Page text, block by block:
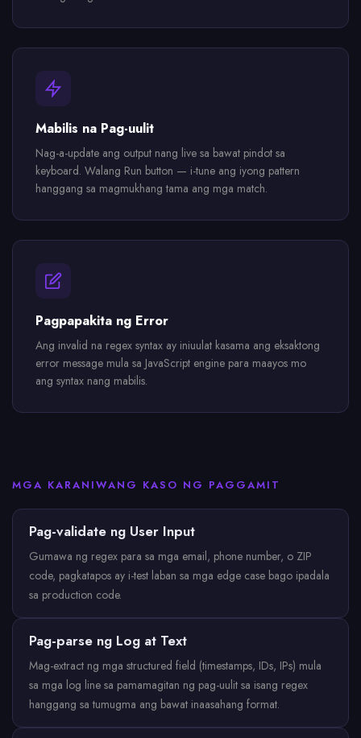
Mabilis na Pag-uulit
Nag-a-update ang output nang live sa bawat pindot sa
keyboard. Walang Run button — i-tune ang iyong pattern
hanggang sa magmukhang tama ang mga match.
Pagpapakita ng Error
Ang invalid na regex syntax ay iniuulat kasama ang eksaktong
error message mula sa JavaScript engine para maayos mo
ang syntax nang mabilis.
MGA KARANIWANG KASO NG PAGGAMIT
Pag-validate ng User Input
Gumawa ng regex para sa mga email, phone number, o ZIP
code, pagkatapos ay i-test laban sa mga edge case bago ipadala
sa production code.
Pag-parse ng Log at Text
Mag-extract ng mga structured field (timestamps, IDs, IPs) mula
sa mga log line sa pamamagitan ng pag-uulit sa isang regex
hanggang sa tumugma ang bawat inaasahang format.